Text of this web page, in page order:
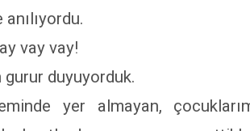
vay vay!
duyuyorduk.
yer almayan,